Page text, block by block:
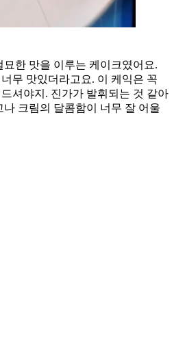
한 맛을 이루는 케이크였어요.
무 맛있더라고요. 이 케익은 꼭
셔야지. 진가가 발휘되는 것 같아
크림의 달콤함이 너무 잘 어울